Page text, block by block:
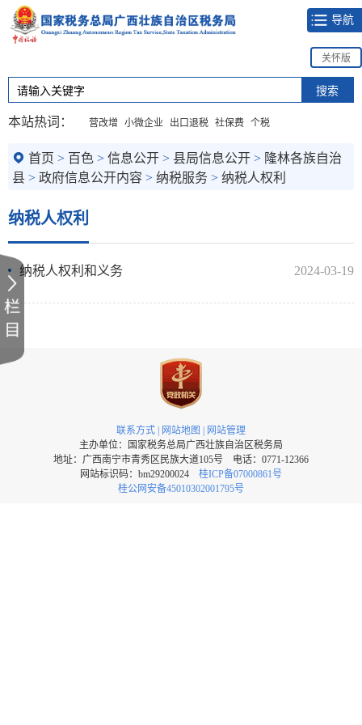
导航
关怀版
本站热词： 营改增 小微企业 出口退税 社保费 个税
首页 > 百色 > 信息公开 > 县局信息公开 > 隆林各族自治
县 > 政府信息公开内容 > 纳税服务 > 纳税人权利
纳税人权利
2024-03-19
纳税人权利和义务
联系方式 | 网站地图 | 网站管理
主办单位：国家税务总局广西壮族自治区税务局
地址：广西南宁市青秀区民族大道105号 电话：0771-12366
网站标识码：bm29200024 桂ICP备07000861号
桂公网安备45010302001795号